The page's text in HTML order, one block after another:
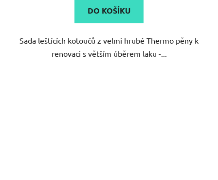
DO KOŠÍKU
Sada leštících kotoučů z velmi hrubé Thermo pěny k
renovaci s větším úběrem laku -...